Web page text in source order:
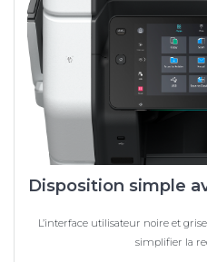
Disposition simple
L’interface utilisateur noire et
simplifier la